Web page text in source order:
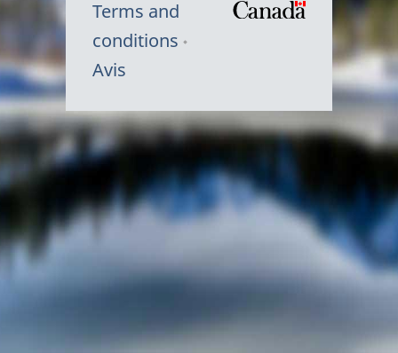
Terms and
conditions
Avis
Symbole
du
Canada